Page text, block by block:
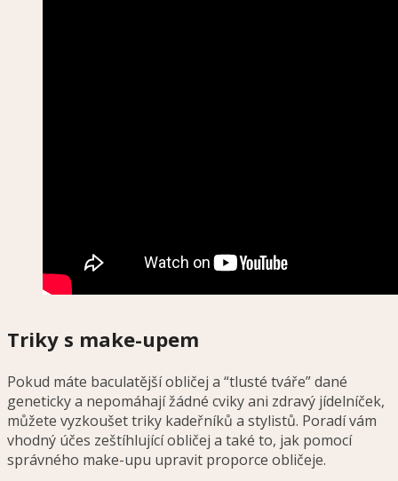
Triky s make-upem
Pokud máte baculatější obličej a “tlusté tváře” dané
geneticky a nepomáhají žádné cviky ani zdravý jídelníček,
můžete vyzkoušet triky kadeřníků a stylistů. Poradí vám
vhodný účes zeštíhlující obličej a také to, jak pomocí
správného make-upu upravit proporce obličeje.